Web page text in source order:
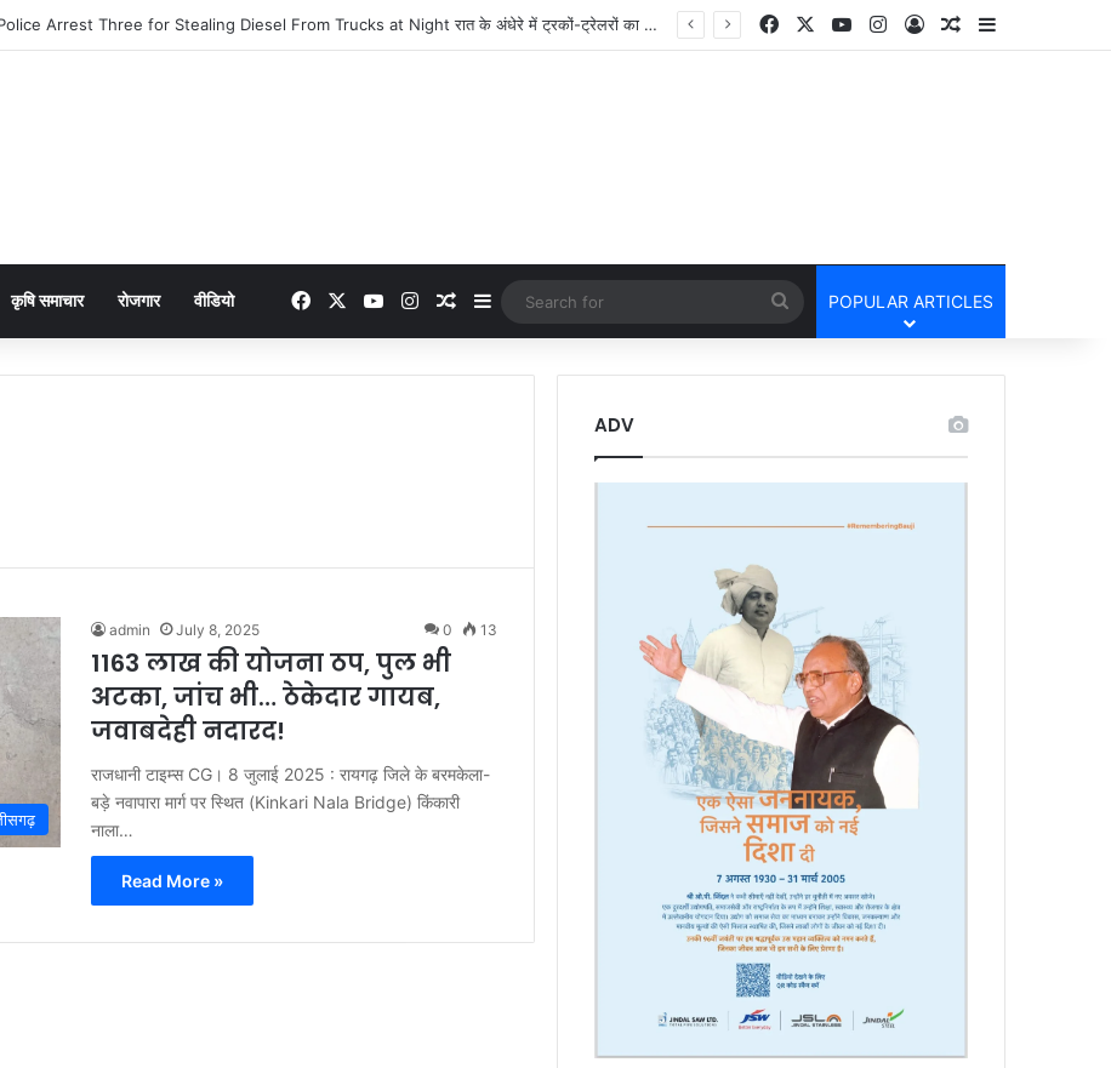
Heera : 949 में लांच हुआ नया फीचर फोन, मिलेंगे कई दमदार फीचर्स FacebookYouTubeInstagram
Log InRandom Article
Sidebar
कृषि समाचार रोजगार वीडियो FacebookYouTubeInstagramRandom Article
Sidebar
Search
for
POPULAR ARTICLES
admin July 8, 2025 0 13
1163 लाख की योजना ठप, पुल भी
अटका, जांच भी… ठेकेदार गायब,
जवाबदेही नदारद!
राजधानी टाइम्स CG। 8 जुलाई 2025 : रायगढ़ जिले के बरमकेला-
बड़े नवापारा मार्ग पर स्थित (Kinkari Nala Bridge) किंकारी
नाला…
Read More »
ADV